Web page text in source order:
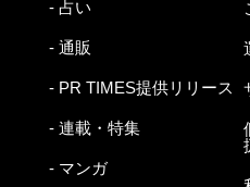
- 占い
- 通販
- PR TIMES提供リリース
- 連載・特集
- マンガ